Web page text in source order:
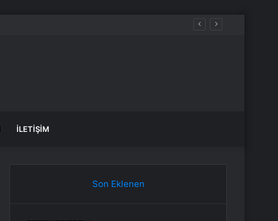
İLETIŞIM
Son Eklenen